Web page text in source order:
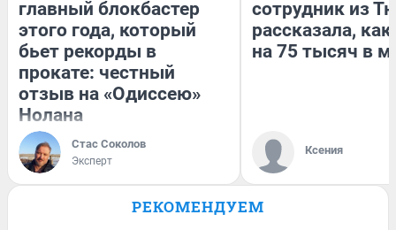
главный блокбастер
этого года, который
бьет рекорды в
прокате: честный
отзыв на «Одиссею»
Нолана
Стас Соколов
Эксперт
сотрудник из
рассказала,
на 75 тысяч в
Ксения
РЕКОМЕНДУЕМ